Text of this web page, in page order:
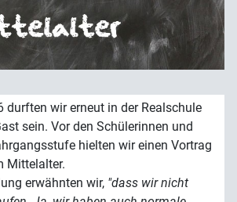
durften wir erneut in der Realschule
sein. Vor den Schülerinnen und
hielten wir einen Vortrag
Mittelalter.
erwähnten wir, "dass wir nicht